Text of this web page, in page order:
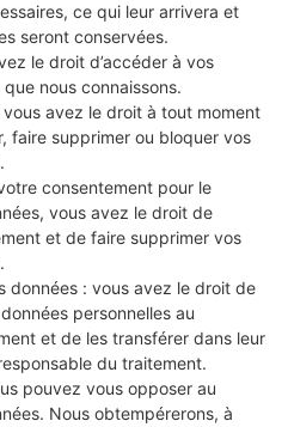
ce qui leur arrivera et
seront conservées.
le droit d’accéder à vos
nous connaissons.
avez le droit à tout moment
faire supprimer ou bloquer vos
consentement pour le
vous avez le droit de
et de faire supprimer vos
données : vous avez le droit de
personnelles au
et de les transférer dans leur
du traitement.
pouvez vous opposer au
Nous obtempérerons, à